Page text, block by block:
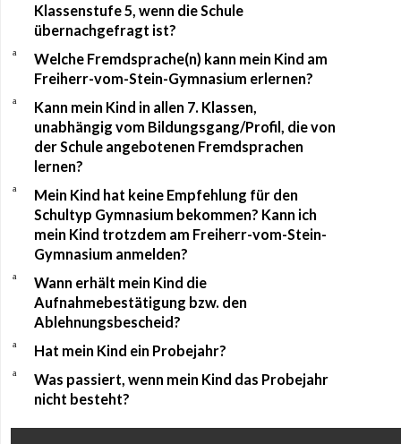
Klassenstufe 5, wenn die Schule
übernachgefragt ist?
a
Welche Fremdsprache(n) kann mein Kind am
Freiherr-vom-Stein-Gymnasium erlernen?
a
Kann mein Kind in allen 7. Klassen,
unabhängig vom Bildungsgang/Profil, die von
der Schule angebotenen Fremdsprachen
lernen?
a
Mein Kind hat keine Empfehlung für den
Schultyp Gymnasium bekommen? Kann ich
mein Kind trotzdem am Freiherr-vom-Stein-
Gymnasium anmelden?
a
Wann erhält mein Kind die
Aufnahmebestätigung bzw. den
Ablehnungsbescheid?
a Hat mein Kind ein Probejahr?
a
Was passiert, wenn mein Kind das Probejahr
nicht besteht?